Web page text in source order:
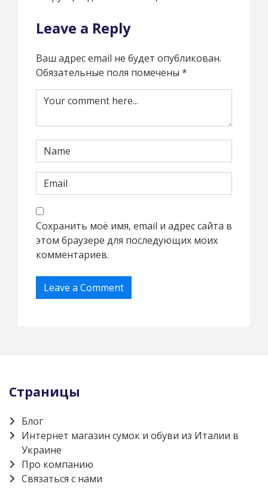
Leave a Reply
Ваш адрес email не будет опубликован.
Обязательные поля помечены *
Сохранить моё имя, email и адрес сайта в
этом браузере для последующих моих
комментариев.
Страницы
Блог
Интернет магазин сумок и обуви из Италии в
Украине
Про компанию
Связаться с нами